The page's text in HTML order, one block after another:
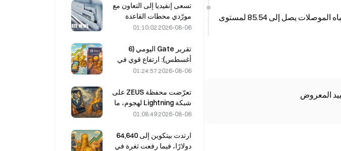
مؤشر S&P 500 يحقق سلسلة صعود متواصلة استمرت 6 أسابيع منذ 2024؛ مؤشر أشباه الموصلات يصل إلى 85.54 لمستوى
تسعى إنفيديا إلى التعاون مع
مورّدي محطات القاعدة
الصينيين المزوّدة بالذكاء
السادس (6G).
2026-08-06 01:10:02
تقرير Gate اليومي (6
أغسطس): ارتفاع قوي في
الأسهم الممتازة لشركة
ترفع توقعاتها للعام 2026
بأكمله
2026-08-06 01:24:57
تعرّضت محفظة ZEUS على
شبكة Lightning لهجوم، ما
أدى إلى توقّفها مؤقتًا عن
عدم فقدان أموال المستخدمين.
2026-08-06 01:08:49
ارتدت بيتكوين إلى 64,640
دولارًا، فيما رفعت ثغرة في